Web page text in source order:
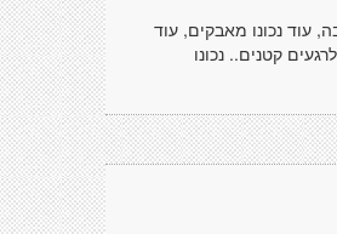
עוד נכונו מאבקים, עוד
קטנים.. נכונו